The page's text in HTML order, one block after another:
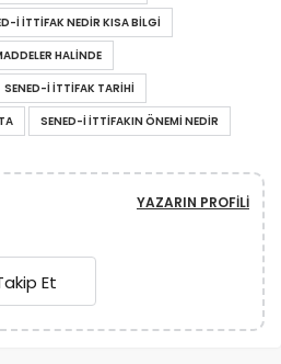
I İTTIFAK NEDIR KISA BILGI
HALINDE
SENED-I İTTIFAK TARIHI
SENED-I İTTIFAKIN ÖNEMI NEDIR
YAZARIN PROFILI
Et